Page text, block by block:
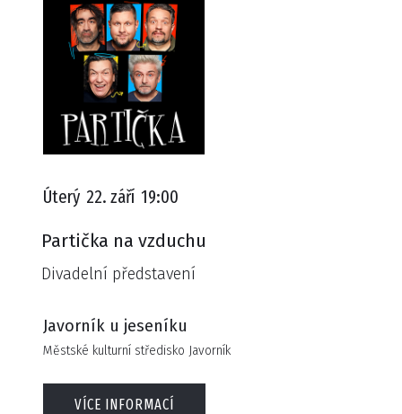
Úterý 22. září 19:00
Partička na vzduchu
Divadelní představení
Javorník u jeseníku
Městské kulturní středisko Javorník
VÍCE INFORMACÍ